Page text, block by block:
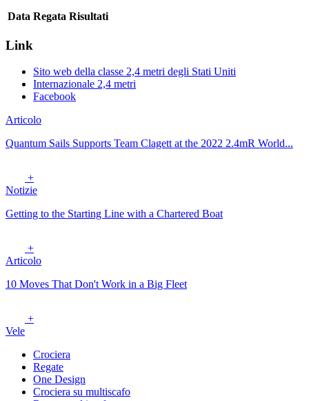
Data Regata Risultati
Link
Sito web della classe 2,4 metri degli Stati Uniti
Internazionale 2,4 metri
Facebook
Articolo
Quantum Sails Supports Team Clagett at the 2022 2.4mR World...
+
Notizie
Getting to the Starting Line with a Chartered Boat
+
Articolo
10 Moves That Don't Work in a Big Fleet
+
Vele
Crociera
Regate
One Design
Crociera su multiscafo